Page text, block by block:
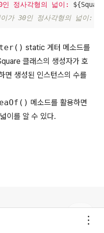
정사각형의 넓이:
가 30인 정사각형의 넓이:
static 게터 메소드를
클래스의 생성자가 호
면 생성된 인스턴스의 수를
메소드를 활용하면
이를 알 수 있다.